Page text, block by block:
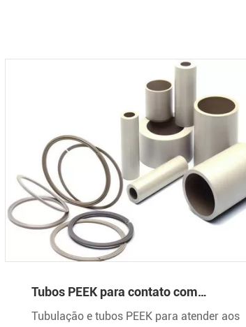
Tubos PEEK para contato com
alimentos
Tubulação e tubos PEEK para atender aos